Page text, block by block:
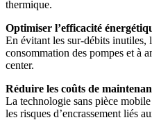
thermique.
Optimiser l’efficacité
En évitant les sur-débits inutiles,
consommation des pompes et à
center.
Réduire les coûts de
La technologie sans pièce
les risques d’encrassement liés